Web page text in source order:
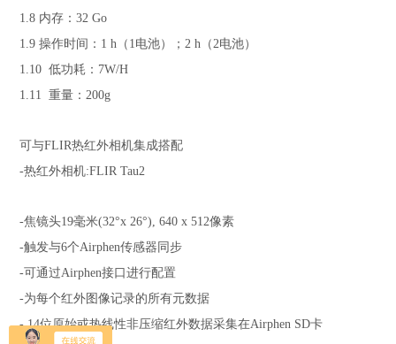
1.8 内存：32 Go
1.9 操作时间：1 h（1电池）；2 h（2电池）
1.10 低功耗：7W/H
1.11 重量：200g
可与FLIR热红外相机集成搭配
-热红外相机:FLIR Tau2
-焦镜头19毫米(32°x 26°), 640 x 512像素
-触发与6个Airphen传感器同步
-可通过Airphen接口进行配置
-为每个红外图像记录的所有元数据
- 14位原始或热线性非压缩红外数据采集在Airphen SD卡